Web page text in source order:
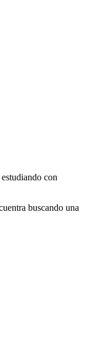
con
buscando una